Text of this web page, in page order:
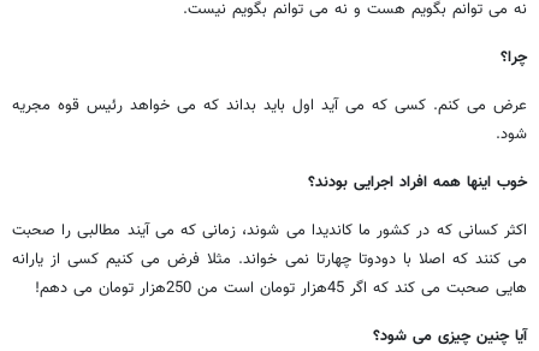
نه می توانم بگویم هست و نه می توانم بگویم نیست.
چرا؟
عرض می کنم. کسی که می آید اول باید بداند که می خواهد رئیس قوه مجریه
شود.
خوب اینها همه افراد اجرایی بودند؟
اکثر کسانی که در کشور ما کاندیدا می شوند، زمانی که می آیند مطالبی را صحبت
می کنند که اصلا با دودوتا چهارتا نمی خواند. مثلا فرض می کنیم کسی از یارانه
هایی صحبت می کند که اگر 45هزار تومان است من 250هزار تومان می دهم!
آیا چنین چیزی می شود؟